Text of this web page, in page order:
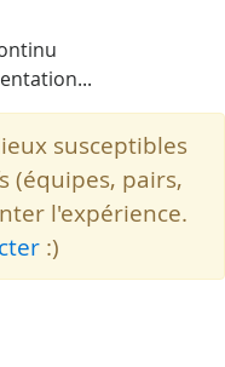
susceptibles
(équipes, pairs,
l'expérience.
:)